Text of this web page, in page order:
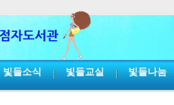
빛들소식 빛들교실 빛들나눔